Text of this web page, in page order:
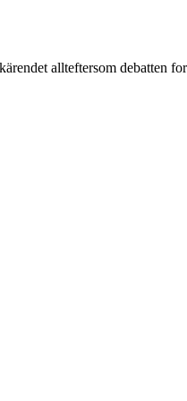
allteftersom debatten